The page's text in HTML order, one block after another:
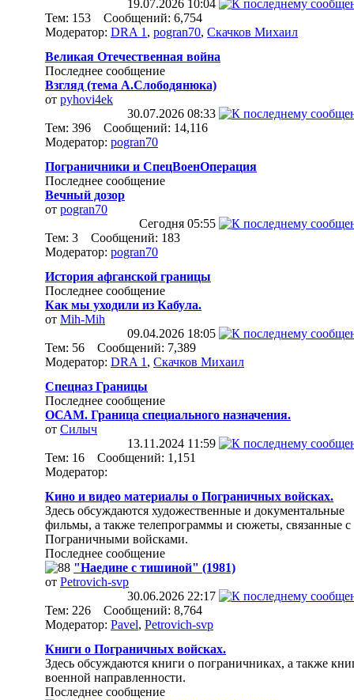
19.07.2026 10:04
Тем: 153 Сообщений: 6,754
Модератор: DRA 1 , pogran70, Скачков Михаил
Великая Отечественная война
Последнее сообщение
Взгляд (тема А.Слободянюка)
от pyhovi4ek
30.07.2026 08:33
Тем: 396 Сообщений: 14,116
Модератор: pogran70
Пограничники и СпецВоенОперация
Последнее сообщение
Вечный дозор
от pogran70
Сегодня 05:55
Тем: 3 Сообщений: 183
Модератор: pogran70
История афганской границы
Последнее сообщение
Как мы уходили из Кабула.
от Mih-Mih
09.04.2026 18:05
Тем: 56 Сообщений: 7,389
Модератор: DRA 1 , Скачков Михаил
Спецназ Границы
Последнее сообщение
ОСАМ. Граница специального назначения.
от Силыч
13.11.2024 11:59
Тем: 16 Сообщений: 1,151
Модератор:
Кино и видео материалы о Пограничных войсках.
Здесь обсуждаются художественные и документальные
фильмы, а также телепрограммы и сюжеты, связанные с
Пограничными войсками.
Последнее сообщение
"Наедине с тишиной" (1981)
от Petrovich-svp
30.06.2026 22:17
Тем: 226 Сообщений: 8,764
Модератор: Pavel, Petrovich-svp
Книги о Пограничных войсках.
Здесь обсуждаются книги о пограничниках, а также
военной направленности.
Последнее сообщение